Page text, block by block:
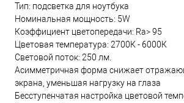
Тип: подсветка для ноутбука
Номинальная мощность: 5W
Коэффициент цветопередачи: Ra> 95
Цветовая температура: 2700К - 6000К
Световой поток: 250 лм.
Асимметричная форма снижает
экрана, уменьшая нагрузку на глаза
Бесступенчатая настройка цветовой